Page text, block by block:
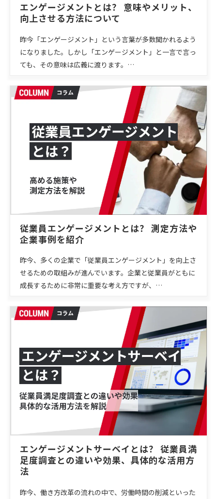
エンゲージメントとは？ 意味やメリット、
向上させる方法について
昨今「エンゲージメント」という言葉が多数聞かれるよう
になりました。しかし「エンゲージメント」と一言で言っ
ても、その意味は広義に渡ります。…
従業員エンゲージメントとは？ 測定方法や
企業事例を紹介
昨今、多くの企業で「従業員エンゲージメント」を向上さ
せるための取組みが進んでいます。企業と従業員がともに
成長するために非常に重要な考え方ですが、…
エンゲージメントサーベイとは？ 従業員満
足度調査との違いや効果、具体的な活用方
法
昨今、働き方改革の流れの中で、労働時間の削減といった